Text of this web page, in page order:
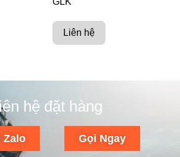
Liên hệ
hệ đặt hàng
Zalo Gọi Ngay